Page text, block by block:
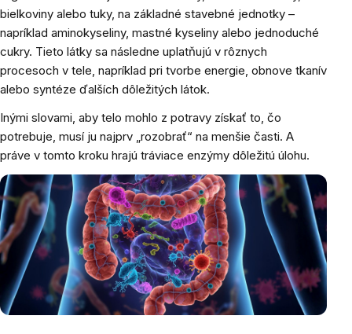
bielkoviny alebo tuky, na základné stavebné jednotky –
napríklad aminokyseliny, mastné kyseliny alebo jednoduché
cukry. Tieto látky sa následne uplatňujú v rôznych
procesoch v tele, napríklad pri tvorbe energie, obnove tkanív
alebo syntéze ďalších dôležitých látok.
Inými slovami, aby telo mohlo z potravy získať to, čo
potrebuje, musí ju najprv „rozobrať“ na menšie časti. A
práve v tomto kroku hrajú tráviace enzýmy dôležitú úlohu.